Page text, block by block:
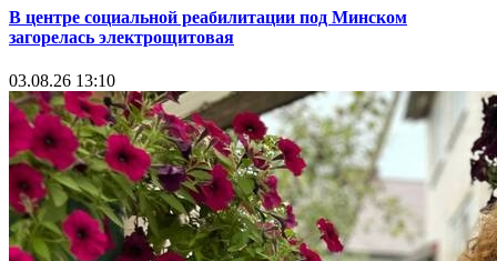
В центре социальной реабилитации под Минском
загорелась электрощитовая
03.08.26 13:10